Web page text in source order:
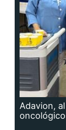
Adavion,